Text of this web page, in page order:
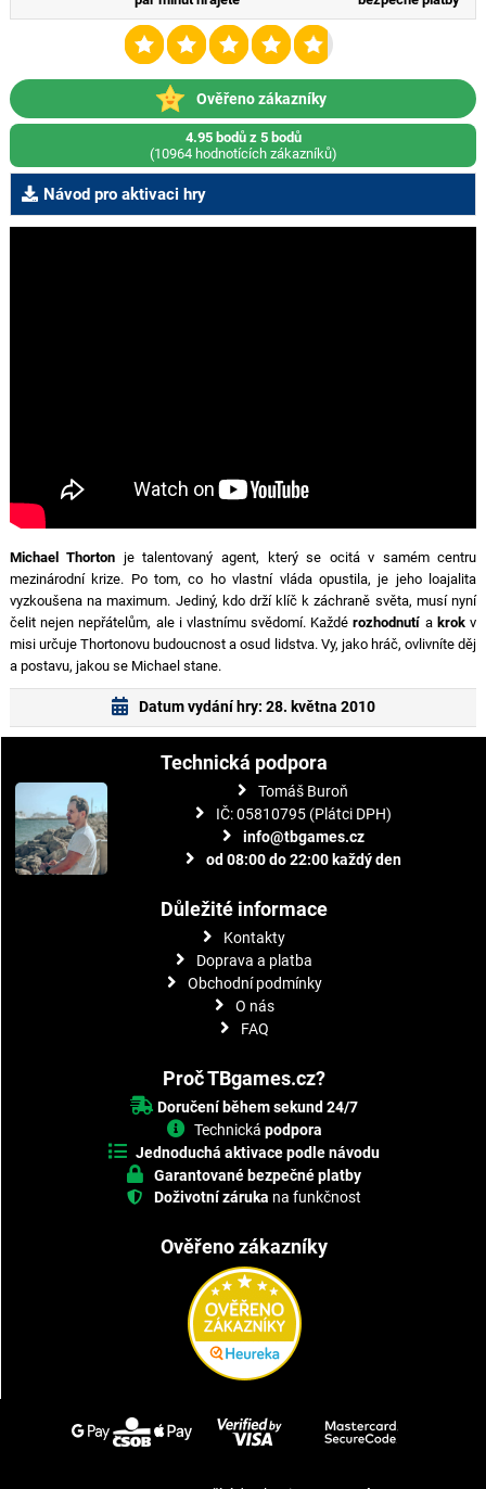
Ověřeno zákazníky
4.95 bodů z 5 bodů
(10964 hodnotících zákazníků)
Návod pro aktivaci hry
Michael Thorton je talentovaný agent, který se ocitá v samém centru
mezinárodní krize. Po tom, co ho vlastní vláda opustila, je jeho loajalita
vyzkoušena na maximum. Jediný, kdo drží klíč k záchraně světa, musí nyní
čelit nejen nepřátelům, ale i vlastnímu svědomí. Každérozhodnutí a krokv
misi určuje Thortonovu budoucnost a osud lidstva. Vy, jako hráč, ovlivníte děj
a postavu, jakou se Michael stane.
Datum vydání hry: 28. května 2010
Technická podpora
Tomáš Buroň
IČ: 05810795 (Plátci DPH)
info@tbgames.cz
od 08:00 do 22:00 každý den
Důležité informace
Kontakty
Doprava a platba
Obchodní podmínky
O nás
FAQ
Proč TBgames.cz?
Doručení během sekund 24/7
Technická podpora
Jednoduchá aktivace podle návodu
Garantované bezpečné platby
Doživotní záruka na funkčnost
Ověřeno zákazníky